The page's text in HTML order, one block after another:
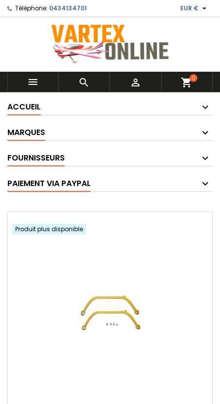
Téléphone: 0434134701 EUR € 
   shopping_cart0
ACCUEIL
MARQUES
FOURNISSEURS
PAIEMENT VIA PAYPAL
Produit plus disponible